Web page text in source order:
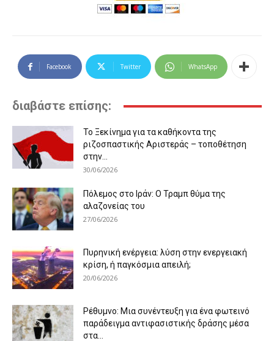
Facebook Twitter WhatsApp
διαβάστε επίσης:
Το Ξεκίνημα για τα καθήκοντα της
ριζοσπαστικής Αριστεράς – τοποθέτηση
στην...
30/06/2026
Πόλεμος στο Ιράν: Ο Τραμπ θύμα της
αλαζονείας του
27/06/2026
Πυρηνική ενέργεια: λύση στην ενεργειακή
κρίση, ή παγκόσμια απειλή;
20/06/2026
Ρέθυμνο: Μια συνέντευξη για ένα φωτεινό
παράδειγμα αντιφασιστικής δράσης μέσα
στα...